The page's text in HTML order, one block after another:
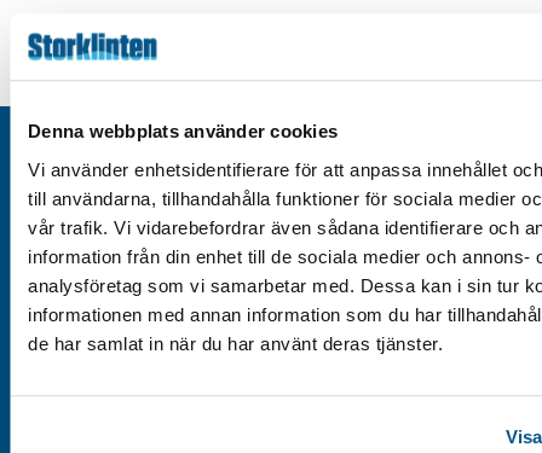
Denna webbplats använder cookies
Vi använder enhetsidentifierare för att anpassa innehållet
till användarna, tillhandahålla funktioner för sociala medier
vår trafik. Vi vidarebefordrar även sådana identifierare och
information från din enhet till de sociala medier och annons-
analysföretag som vi samarbetar med. Dessa kan i sin tur
informationen med annan information som du har
de har samlat in när du har använt deras tjänster.
Integritetspolicy
Om cookies
Tillgänglighet